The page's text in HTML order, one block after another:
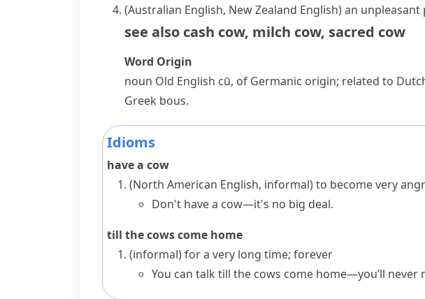
(Australian English, New Zealand English)an
see also cash cow, milch cow, sacred cow
Word Origin
noun Old English cū, of Germanic origin; related to
Greek bous.
Idioms
have a cow
(North American English, informal)to become very
Don't have a cow—it's no big deal.
till the cows come home
(informal)for a very long time; forever
You can talk till the cows come home—you’ll never